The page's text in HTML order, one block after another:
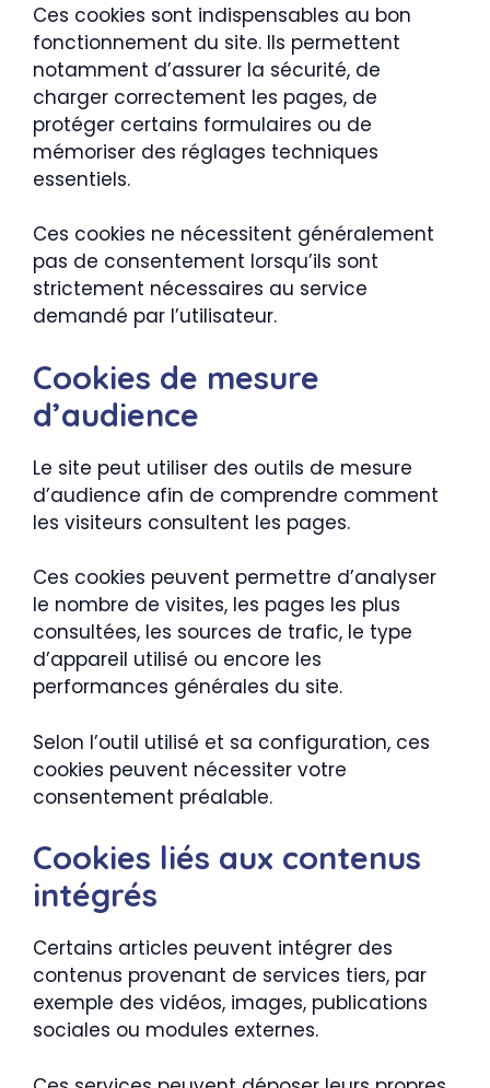
Ces cookies sont indispensables au bon
fonctionnement du site. Ils permettent
notamment d’assurer la sécurité, de
charger correctement les pages, de
protéger certains formulaires ou de
mémoriser des réglages techniques
essentiels.
Ces cookies ne nécessitent généralement
pas de consentement lorsqu’ils sont
strictement nécessaires au service
demandé par l’utilisateur.
Cookies de mesure
d’audience
Le site peut utiliser des outils de mesure
d’audience afin de comprendre comment
les visiteurs consultent les pages.
Ces cookies peuvent permettre d’analyser
le nombre de visites, les pages les plus
consultées, les sources de trafic, le type
d’appareil utilisé ou encore les
performances générales du site.
Selon l’outil utilisé et sa configuration, ces
cookies peuvent nécessiter votre
consentement préalable.
Cookies liés aux contenus
intégrés
Certains articles peuvent intégrer des
contenus provenant de services tiers, par
exemple des vidéos, images, publications
sociales ou modules externes.